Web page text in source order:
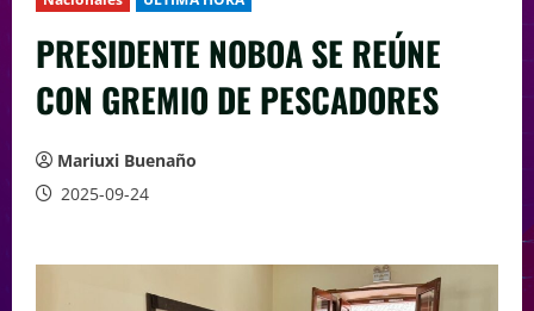
PRESIDENTE NOBOA SE REÚNE
CON GREMIO DE PESCADORES
Mariuxi Buenaño
2025-09-24